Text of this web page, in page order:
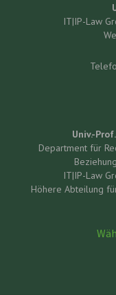
IT|IP-Law
Univ.-
Department für
IT|IP-Law
Höhere Abteilung